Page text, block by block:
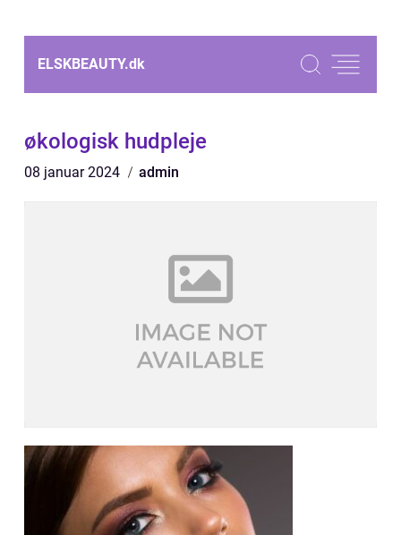
ELSKBEAUTY.dk
økologisk hudpleje
08 januar 2024 admin